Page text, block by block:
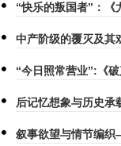
“快乐的叛国者”：
中产阶级的覆灭及其
“今日照常营业”:《
后记忆想象与历史
叙事欲望与情节编